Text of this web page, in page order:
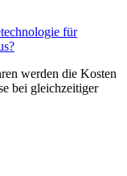
für
werden die Kosten
bei gleichzeitiger